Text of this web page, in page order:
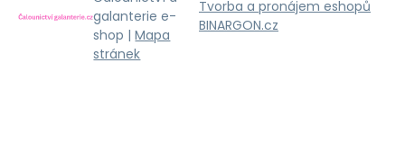
galanterie e-
shop |Mapa
stránek
Tvorba a pronájem eshopů
BINARGON.cz